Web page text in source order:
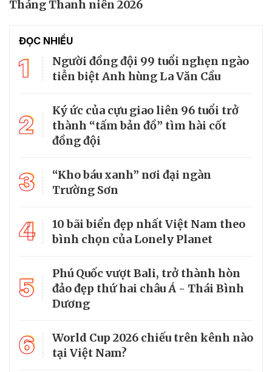
Tháng Thanh niên 2026
ĐỌC NHIỀU
1
Người đồng đội 99 tuổi nghẹn ngào
tiễn biệt Anh hùng La Văn Cầu
2
Ký ức của cựu giao liên 96 tuổi trở
thành “tấm bản đồ” tìm hài cốt
đồng đội
3
“Kho báu xanh” nơi đại ngàn
Trường Sơn
4
10 bãi biển đẹp nhất Việt Nam theo
bình chọn của Lonely Planet
5
Phú Quốc vượt Bali, trở thành hòn
đảo đẹp thứ hai châu Á - Thái Bình
Dương
6
World Cup 2026 chiếu trên kênh nào
tại Việt Nam?